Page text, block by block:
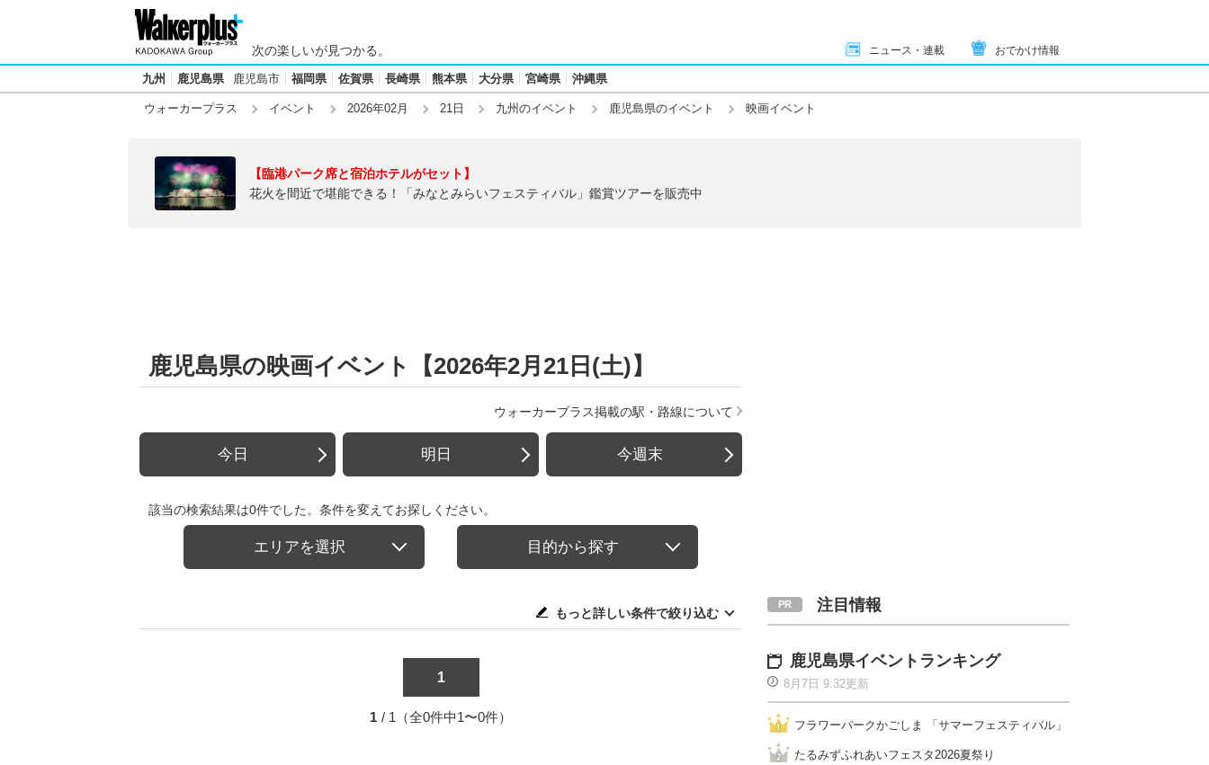
次の楽しいが見つかる。 ニュース・連載 おでかけ情報
九州 鹿児島県 鹿児島市 福岡県 佐賀県 長崎県 熊本県 大分県 宮崎県 沖縄県
ウォーカープラス イベント 2026年02月 21日 九州のイベント 鹿児島県のイベント 映画イベント
【臨港パーク席と宿泊ホテルがセット】
花火を間近で堪能できる！「みなとみらいフェスティバル」鑑賞ツアーを販売中
鹿児島県の映画イベント【2026年2月21日(土)】
ウォーカープラス掲載の駅・路線について
今日 明日 今週末
該当の検索結果は0件でした。条件を変えてお探しください。
エリアを選択 目的から探す
もっと詳しい条件で絞り込む
1
1 / 1（全0件中1〜0件）
注目情報
鹿児島県イベントランキング
8月7日 9:32更新
フラワーパークかごしま 「サマーフェスティバル」
たるみずふれあいフェスタ2026夏祭り